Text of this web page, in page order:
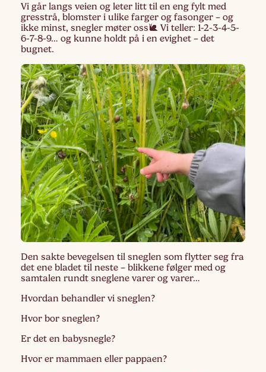
Vi går langs veien og leter litt til en eng fylt med
gresstrå, blomster i ulike farger og fasonger – og
ikke minst, snegler møter oss🐌 Vi teller: 1-2-3-4-5-
6-7-8-9… og kunne holdt på i en evighet – det
bugnet.
Den sakte bevegelsen til sneglen som flytter seg fra
det ene bladet til neste – blikkene følger med og
samtalen rundt sneglene varer og varer…
Hvordan behandler vi sneglen?
Hvor bor sneglen?
Er det en babysnegle?
Hvor er mammaen eller pappaen?